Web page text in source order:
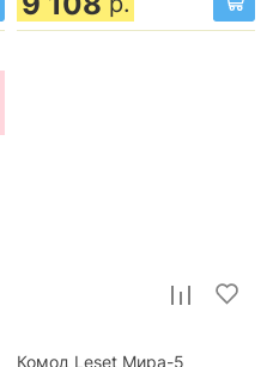
Комод Leset Мира-5